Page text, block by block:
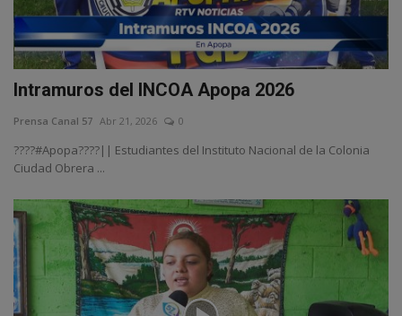
Intramuros del INCOA Apopa 2026
Prensa Canal 57 Abr 21, 2026 0
????#Apopa????|| Estudiantes del Instituto Nacional de la Colonia
Ciudad Obrera ...